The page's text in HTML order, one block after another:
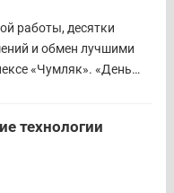
подчеркнула
встреч для...
работы, десятки
и обмен лучшими
«Чумляк». «День
для обсуждения
системы
Заместитель
технологии